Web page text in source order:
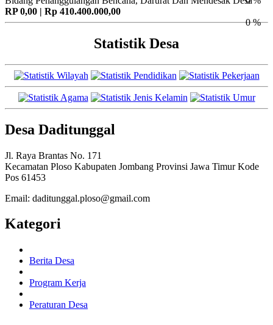
RP 0,00 | Rp 410.400.000,00
0 %
Statistik Desa
Desa Daditunggal
Jl. Raya Brantas No. 171
Kecamatan Ploso Kabupaten Jombang Provinsi Jawa Timur Kode
Pos 61453
Email: daditunggal.ploso@gmail.com
Kategori
Berita Desa
Program Kerja
Peraturan Desa